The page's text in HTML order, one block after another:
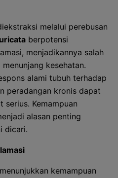
melalui perebusan
berpotensi
menjadikannya salah
kesehatan.
alami tubuh terhadap
peradangan kronis dapat
serius. Kemampuan
alasan penting
dicari.
kemampuan